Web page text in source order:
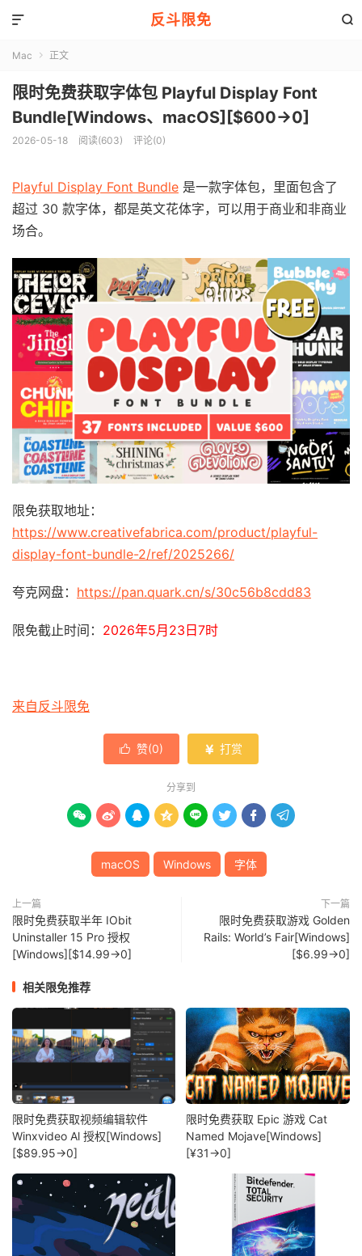
反斗限免 

Mac  正文
限时免费获取字体包 Playful Display Font
Bundle[Windows、macOS][$600→0]
2026-05-18 阅读(603) 评论(0)
Playful Display Font Bundle 是一款字体包，里面包含了
超过 30 款字体，都是英文花体字，可以用于商业和非商业
场合。
限免获取地址：
https://www.creativefabrica.com/product/playful-
display-font-bundle-2/ref/2025266/
夸克网盘： https://pan.quark.cn/s/30c56b8cdd83
限免截止时间： 2026年5月23日7时
来自反斗限免
 赞(0)  打赏
分享到
       
macOS Windows 字体
上一篇
限时免费获取半年 IObit
Uninstaller 15 Pro 授权
[Windows][$14.99→0]
下一篇
限时免费获取游戏 Golden
Rails: World’s Fair[Windows]
[$6.99→0]
相关限免推荐
限时免费获取视频编辑软件
Winxvideo Al 授权[Windows]
[$89.95→0]
限时免费获取 Epic 游戏 Cat
Named Mojave[Windows]
[¥31→0]